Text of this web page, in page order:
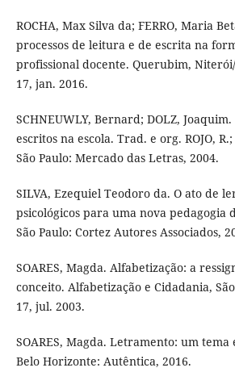
ROCHA, Max Silva da; FERRO, Maria
processos de leitura e de escrita na
profissional docente. Querubim, Niterói/
17, jan. 2016.
SCHNEUWLY, Bernard; DOLZ,
escritos na escola. Trad. e org. ROJO, R.;
São Paulo: Mercado das Letras, 2004.
SILVA, Ezequiel Teodoro da. O ato de
psicológicos para uma nova pedagogia
São Paulo: Cortez Autores Associados,
SOARES, Magda. Alfabetização: a
conceito. Alfabetização e Cidadania,
17, jul. 2003.
SOARES, Magda. Letramento: um tema
Belo Horizonte: Autêntica, 2016.